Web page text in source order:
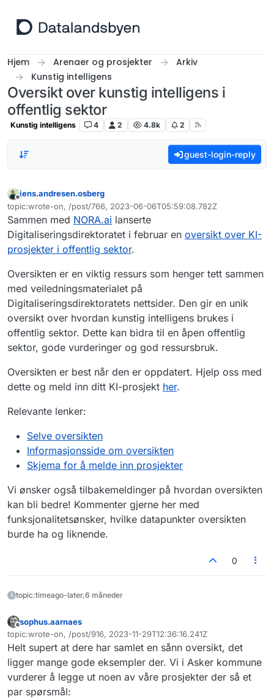
Hjem Arenaer og prosjekter
Arkiv
Kunstig intelligens
Oversikt over kunstig intelligens i
offentlig sektor
Kunstig intelligens 4 2 4.8k 2
guest-login-reply
Frakoblet
jens.andresen.osberg
topic:wrote-on, /post/766, 2023-06-06T05:59:08.782Z
Sist endret av
Sammen med NORA.ai lanserte
Digitaliseringsdirektoratet i februar en oversikt over KI-
prosjekter i offentlig sektor.
Oversikten er en viktig ressurs som henger tett sammen
med veiledningsmaterialet på
Digitaliseringsdirektoratets nettsider. Den gir en unik
oversikt over hvordan kunstig intelligens brukes i
offentlig sektor. Dette kan bidra til en åpen offentlig
sektor, gode vurderinger og god ressursbruk.
Oversikten er best når den er oppdatert. Hjelp oss med
dette og meld inn ditt KI-prosjekt her.
Relevante lenker:
Selve oversikten
Informasjonsside om oversikten
Skjema for å melde inn prosjekter
Vi ønsker også tilbakemeldinger på hvordan oversikten
kan bli bedre! Kommenter gjerne her med
funksjonalitetsønsker, hvilke datapunkter oversikten
burde ha og liknende.
0
topic:timeago-later,6 måneder
Frakoblet
sophus.aarnaes
topic:wrote-on, /post/916, 2023-11-29T12:36:16.241Z
Sist endret av
Helt supert at dere har samlet en sånn oversikt, det
ligger mange gode eksempler der. Vi i Asker kommune
vurderer å legge ut noen av våre prosjekter der så et
par spørsmål: